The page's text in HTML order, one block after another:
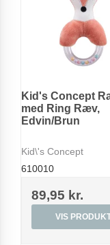
Kid's Concept
med Ring Ræv,
Edvin/Brun
Kid\'s Concept
610010
89,95 kr.
VIS